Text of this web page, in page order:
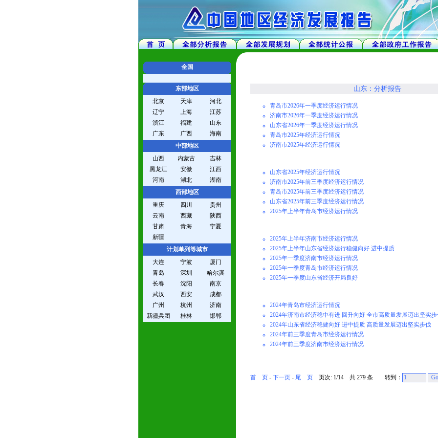
全国
东部地区
北京
天津
河北
辽宁
上海
江苏
浙江
福建
山东
广东
广西
海南
中部地区
山西
内蒙古
吉林
黑龙江
安徽
江西
河南
湖北
湖南
西部地区
重庆
四川
贵州
云南
西藏
陕西
甘肃
青海
宁夏
新疆
计划单列等城市
大连
宁波
厦门
青岛
深圳
哈尔滨
长春
沈阳
南京
武汉
西安
成都
广州
杭州
济南
新疆兵团
桂林 邯郸
山东：分析报告
青岛市2026年一季度经济运行情况
济南市2026年一季度经济运行情况
山东省2026年一季度经济运行情况
青岛市2025年经济运行情况
济南市2025年经济运行情况
山东省2025年经济运行情况
济南市2025年前三季度经济运行情况
青岛市2025年前三季度经济运行情况
山东省2025年前三季度经济运行情况
2025年上半年青岛市经济运行情况
2025年上半年济南市经济运行情况
2025年上半年山东省经济运行稳健向好 进中提质
2025年一季度济南市经济运行情况
2025年一季度青岛市经济运行情况
2025年一季度山东省经济开局良好
2024年青岛市经济运行情况
2024年济南市经济稳中有进 回升向好 全市高质量发展迈出坚实
2024年山东省经济稳健向好 进中提质 高质量发展迈出坚实步伐
2024年前三季度青岛市经济运行情况
2024年前三季度济南市经济运行情况
首 页 - 下一页 - 尾 页 页次: 1/14 共 279 条 转到：